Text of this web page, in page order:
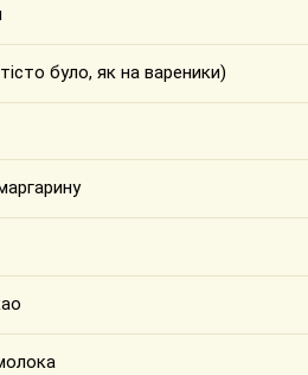
було, як на вареники)